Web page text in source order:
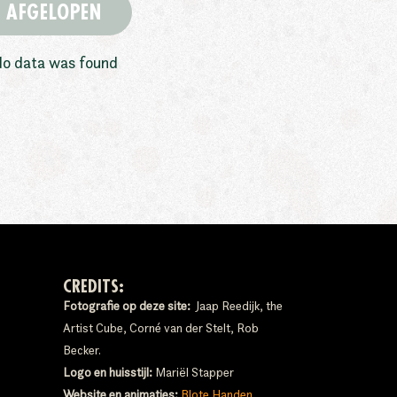
AFGELOPEN
data was found
CREDITS:
Fotografie op deze site: Jaap Reedijk, the
Artist Cube, Corné van der Stelt, Rob
Becker.
Logo en huisstijl: Mariël Stapper